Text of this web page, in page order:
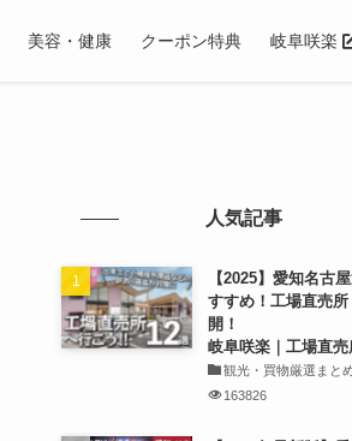
美容・健康 クーポン特典 岐阜咲楽
人気記事
【2025】愛知名古
すすめ！工場直売
開！
岐阜咲楽｜工場直売
観光・買物厳選まと
163826